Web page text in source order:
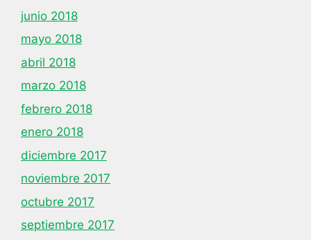
junio 2018
mayo 2018
abril 2018
marzo 2018
febrero 2018
enero 2018
diciembre 2017
noviembre 2017
octubre 2017
septiembre 2017